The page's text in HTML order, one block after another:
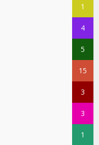
1
4
5
15
3
3
1